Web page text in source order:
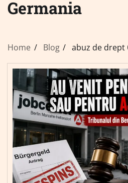
Germania
Home Blog abuz de drept